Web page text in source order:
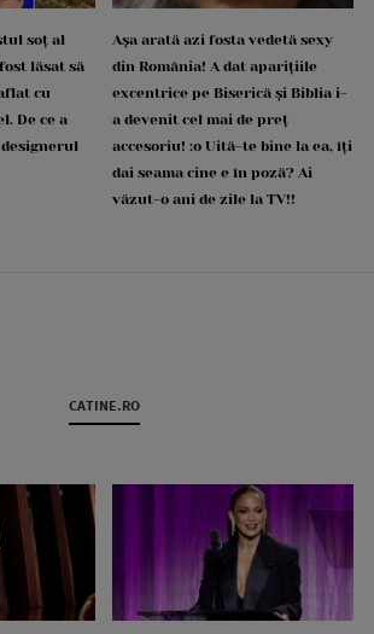
soț al
lăsat să
cu
De ce a
Așa arată azi fosta vedetă sexy
din România! A dat aparițiile
excentrice pe Biserică și Biblia i-
a devenit cel mai de preț
accesoriu! :o Uită-te bine la ea, îți
dai seama cine e în poză? Ai
văzut-o ani de zile la TV!!
CATINE.RO